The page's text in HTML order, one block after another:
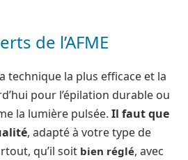
de l’AFME
technique la plus efficace et la
pour l’épilation durable ou
la lumière pulsée. Il faut que
, adapté à votre type de
qu’il soit bien réglé, avec